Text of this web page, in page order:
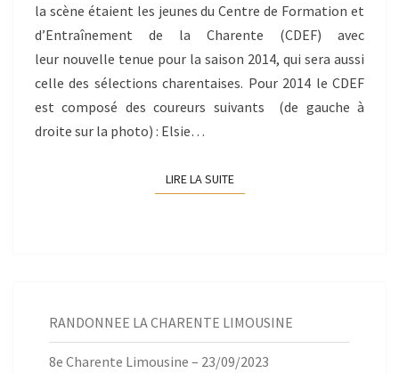
la scène étaient les jeunes du Centre de Formation et
d’Entraînement de la Charente (CDEF) avec
leur nouvelle tenue pour la saison 2014, qui sera aussi
celle des sélections charentaises. Pour 2014 le CDEF
est composé des coureurs suivants (de gauche à
droite sur la photo) : Elsie…
LIRE LA SUITELIRE LA SUITE
RANDONNEE LA CHARENTE LIMOUSINE
8e Charente Limousine – 23/09/2023